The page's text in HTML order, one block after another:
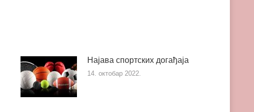
Најава спортских догађаја
14. октобар 2022.